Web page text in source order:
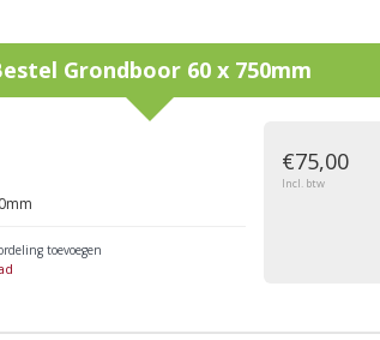
Grondboor 60 x 750mm
toevoegen
€75,00
Incl. btw